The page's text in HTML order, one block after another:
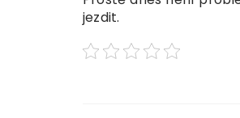
jezdit.